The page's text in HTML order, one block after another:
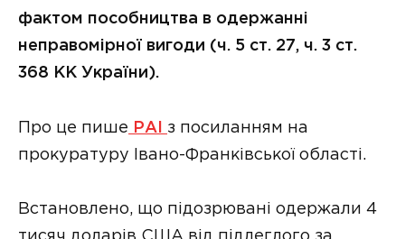
фактом пособництва в одержанні
неправомірної вигоди (ч. 5 ст. 27, ч. 3 ст.
368 КК України).
Про це пише РАІ з посиланням на
прокуратуру Івано-Франківської області.
Встановлено, що підозрювані одержали 4